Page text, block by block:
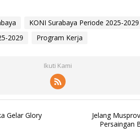
KONI Surabaya Periode 2025-2029
2029
Program Kerja
Ikuti Kami
Gelar Glory
Jelang
Persaingan